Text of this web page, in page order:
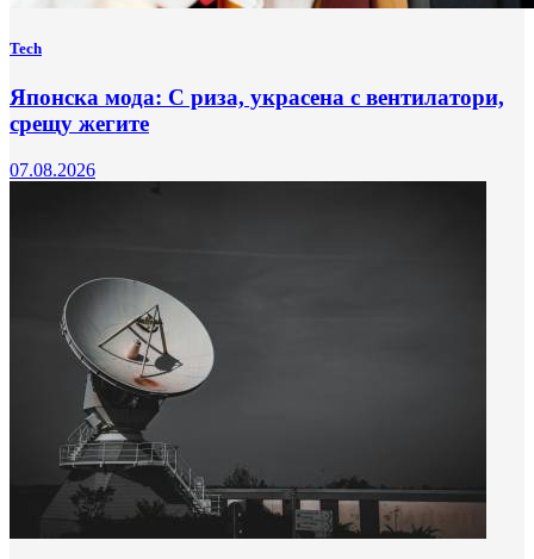
Tech
Японска мода: С риза, украсена с вентилатори,
срещу жегите
07.08.2026